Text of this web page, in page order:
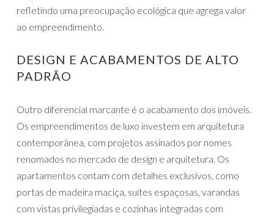
refletindo uma preocupação ecológica que agrega valor
ao empreendimento.
DESIGN E ACABAMENTOS DE ALTO
PADRÃO
Outro diferencial marcante é o acabamento dos imóveis.
Os empreendimentos de luxo investem em arquitetura
contemporânea, com projetos assinados por nomes
renomados no mercado de design e arquitetura. Os
apartamentos contam com detalhes exclusivos, como
portas de madeira maciça, suítes espaçosas, varandas
com vistas privilegiadas e cozinhas integradas com